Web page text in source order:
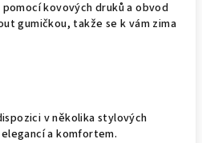
kovových druků a obvod
gumičkou, takže se k vám zima
v několika stylových
a komfortem.